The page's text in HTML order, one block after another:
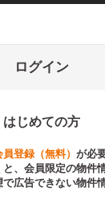
ログイン
はじめての方
員登録（無料） が必
、会員限定の物件
広告できない物件